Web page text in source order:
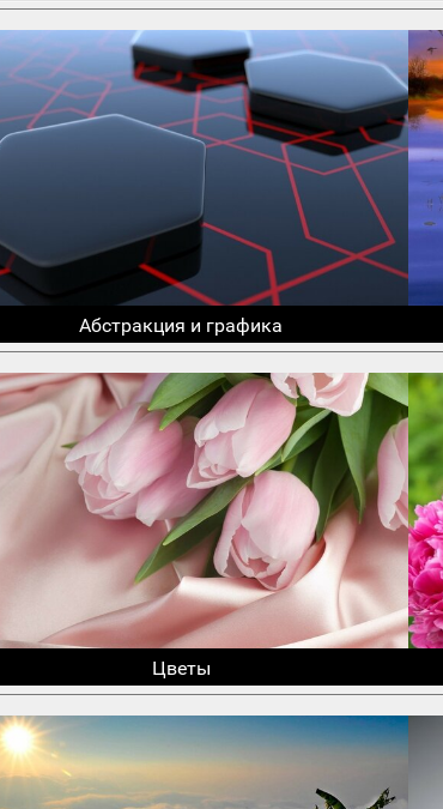
Абстракция и графика
Цветы